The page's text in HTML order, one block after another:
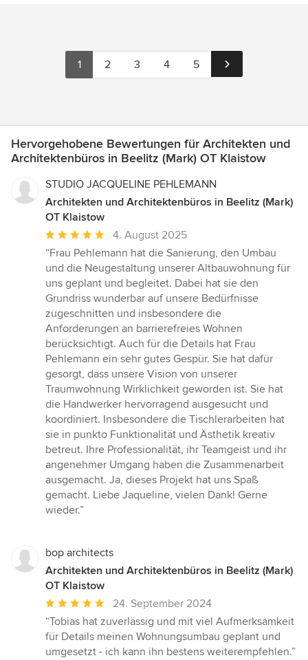
1 2 3 4 5
Hervorgehobene Bewertungen für Architekten und
Architektenbüros in Beelitz (Mark) OT Klaistow
STUDIO JACQUELINE PEHLEMANN
Architekten und Architektenbüros in Beelitz (Mark)
OT Klaistow
Durchschnittliche
Bewertung:
5
von
5
Sternen
4. August 2025
“Frau Pehlemann hat die Sanierung, den Umbau
und die Neugestaltung unserer Altbauwohnung für
uns geplant und begleitet. Dabei hat sie den
Grundriss wunderbar auf unsere Bedürfnisse
zugeschnitten und insbesondere die
Anforderungen an barrierefreies Wohnen
berücksichtigt. Auch für die Details hat Frau
Pehlemann ein sehr gutes Gespür. Sie hat dafür
gesorgt, dass unsere Vision von unserer
Traumwohnung Wirklichkeit geworden ist. Sie hat
die Handwerker hervorragend ausgesucht und
koordiniert. Insbesondere die Tischlerarbeiten hat
sie in punkto Funktionalität und Ästhetik kreativ
betreut. Ihre Professionalität, ihr Teamgeist und ihr
angenehmer Umgang haben die Zusammenarbeit
ausgemacht. Ja, dieses Projekt hat uns Spaß
gemacht. Liebe Jaqueline, vielen Dank! Gerne
wieder.”
bop architects
Architekten und Architektenbüros in Beelitz (Mark)
OT Klaistow
Durchschnittliche
Bewertung:
5
von
24. September 2024
“Tobias hat zuverlässig und mit viel Aufmerksamkeit
für Details meinen Wohnungsumbau geplant und
umgesetzt - ich kann ihn bestens weiterempfehlen.”